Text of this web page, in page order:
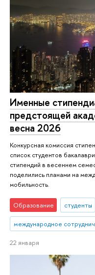
Именные
предстоящей
весна 2026
Конкурсная комиссия
список студентов
стипендий в весеннем
поделились планами на
мобильность.
Образование студенты
международное
22 января